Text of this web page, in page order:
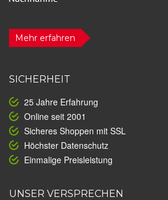
Mehr erfahren
SICHERHEIT
25 Jahre Erfahrung
Online seit 2001
Sicheres Shoppen mit SSL
Höchster Datenschutz
Einmalige Preisleistung
UNSER VERSPRECHEN